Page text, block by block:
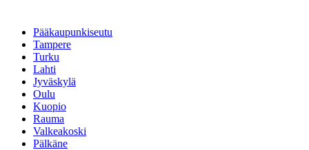
Pääkaupunkiseutu
Tampere
Turku
Lahti
Jyväskylä
Oulu
Kuopio
Rauma
Valkeakoski
Pälkäne